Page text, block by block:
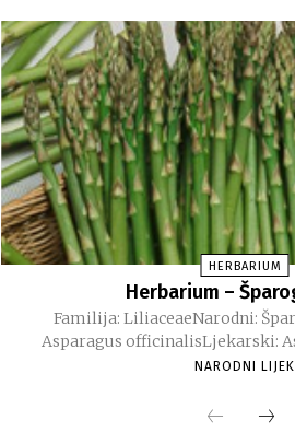
HERBARIUM
Herbarium –
Familija: LiliaceaeNarodni:
Asparagus officinalisLjekarski:
NARODNI LIJEK